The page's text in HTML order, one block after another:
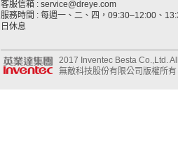
客服信箱 : service@dreye.com
服務時間 : 每週一、二、四，09:30–12:00、
日休息
2017 Inventec Besta Co.,Ltd.
無敵科技股份有限公司版權所有